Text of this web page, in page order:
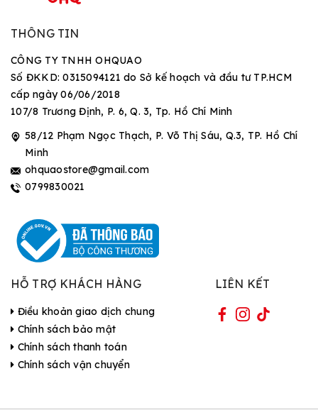
THÔNG TIN
CÔNG TY TNHH OHQUAO
Số ĐKKD: 0315094121 do Sở kế hoạch và đầu tư TP.HCM
cấp ngày 06/06/2018
107/8 Trương Định, P. 6, Q. 3, Tp. Hồ Chí Minh
58/12 Phạm Ngọc Thạch, P. Võ Thị Sáu, Q.3, TP. Hồ Chí
Minh
ohquaostore@gmail.com
0799830021
HỖ TRỢ KHÁCH HÀNG
Điều khoản giao dịch chung
Chính sách bảo mật
Chính sách thanh toán
Chính sách vận chuyển
LIÊN KẾT